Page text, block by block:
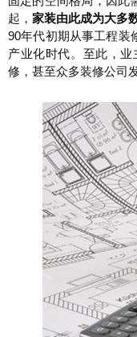
起， 家装由此成为大多
90年代初期从事工程装
产业化时代。至此，
修，甚至众多装修公司